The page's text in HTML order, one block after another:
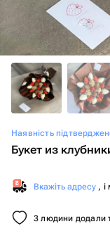
Наявність
Букет из
Вкажіть адресу , і
3 людини додали